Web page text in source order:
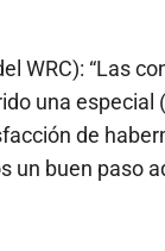
WRC): “Las
una especial
de
un buen paso